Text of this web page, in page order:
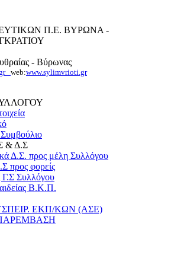
Π.Ε. ΒΥΡΩΝΑ -
- Βύρωνας
web:www.sylimvrioti.gr
Συμβούλιο
& Δ.Σ
Δ.Σ. προς μέλη Συλλόγου
προς φορείς
Γ.Σ Συλλόγου
Β.Κ.Π.
ΕΚΠ/ΚΩΝ (ΑΣΕ)